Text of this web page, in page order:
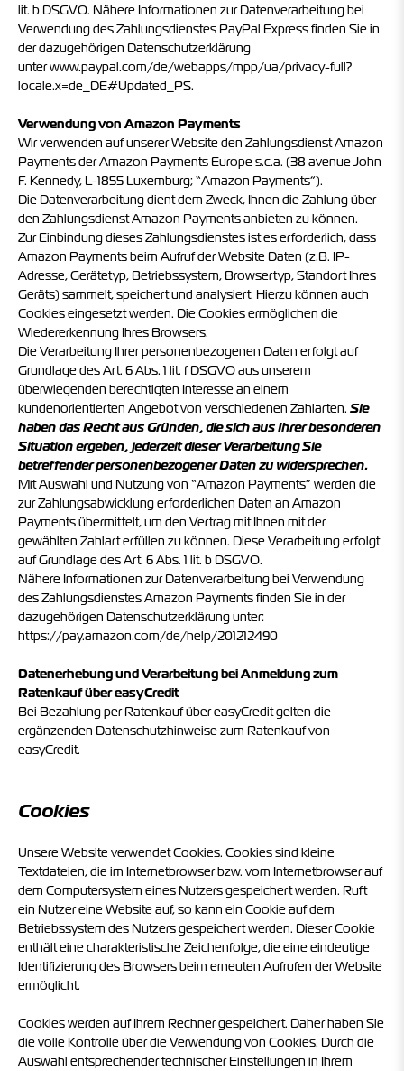
lit. b DSGVO. Nähere Informationen zur Datenverarbeitung bei
Verwendung des Zahlungsdienstes PayPal Express finden Sie in
der dazugehörigen Datenschutzerklärung
unterwww.paypal.com/de/webapps/mpp/ua/privacy-full?
locale.x=de_DE#Updated_PS.
Verwendung von Amazon Payments
Wir verwenden auf unserer Website den Zahlungsdienst Amazon
Payments der Amazon Payments Europe s.c.a. (38 avenue John
F. Kennedy, L-1855 Luxemburg; “Amazon Payments”).
Die Datenverarbeitung dient dem Zweck, Ihnen die Zahlung über
den Zahlungsdienst Amazon Payments anbieten zu können.
Zur Einbindung dieses Zahlungsdienstes ist es erforderlich, dass
Amazon Payments beim Aufruf der Website Daten (z.B. IP-
Adresse, Gerätetyp, Betriebssystem, Browsertyp, Standort Ihres
Geräts) sammelt, speichert und analysiert. Hierzu können auch
Cookies eingesetzt werden. Die Cookies ermöglichen die
Wiedererkennung Ihres Browsers.
Die Verarbeitung Ihrer personenbezogenen Daten erfolgt auf
Grundlage des Art. 6 Abs. 1 lit. f DSGVO aus unserem
überwiegenden berechtigten Interesse an einem
kundenorientierten Angebot von verschiedenen Zahlarten. Sie
haben das Recht aus Gründen, die sich aus Ihrer besonderen
Situation ergeben, jederzeit dieser Verarbeitung Sie
betreffender personenbezogener Daten zu widersprechen.
Mit Auswahl und Nutzung von “Amazon Payments” werden die
zur Zahlungsabwicklung erforderlichen Daten an Amazon
Payments übermittelt, um den Vertrag mit Ihnen mit der
gewählten Zahlart erfüllen zu können. Diese Verarbeitung erfolgt
auf Grundlage des Art. 6 Abs. 1 lit. b DSGVO.
Nähere Informationen zur Datenverarbeitung bei Verwendung
des Zahlungsdienstes Amazon Payments finden Sie in der
dazugehörigen Datenschutzerklärung unter:
https://pay.amazon.com/de/help/201212490
Datenerhebung und Verarbeitung bei Anmeldung zum
Ratenkauf über easyCredit
Bei Bezahlung per Ratenkauf über easyCredit gelten die
ergänzenden Datenschutzhinweisezum Ratenkauf von
easyCredit.
Cookies
Unsere Website verwendet Cookies. Cookies sind kleine
Textdateien, die im Internetbrowser bzw. vom Internetbrowser auf
dem Computersystem eines Nutzers gespeichert werden. Ruft
ein Nutzer eine Website auf, so kann ein Cookie auf dem
Betriebssystem des Nutzers gespeichert werden. Dieser Cookie
enthält eine charakteristische Zeichenfolge, die eine eindeutige
Identifizierung des Browsers beim erneuten Aufrufen der Website
ermöglicht.
Cookies werden auf Ihrem Rechner gespeichert. Daher haben Sie
die volle Kontrolle über die Verwendung von Cookies. Durch die
Auswahl entsprechender technischer Einstellungen in Ihrem